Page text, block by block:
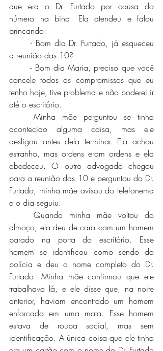
que era o Dr. Furtado por causa do
número na bina. Ela atendeu e falou
brincando:
a reunião das 10?
	- Bom dia Maria, preciso que você
cancele todos os compromissos que eu
tenho hoje, tive problema e não poderei ir
até o escritório.
acontecido alguma coisa, mas ele
desligou antes dela terminar. Ela achou
estranho, mas ordens eram ordens e ela
obedeceu. O outro advogado chegou
para a reunião das 10 e perguntou do Dr.
Furtado, minha mãe avisou do telefonema
e o dia seguiu.
almoço, ela deu de cara com um homem
parado na porta do escritório. Esse
homem se identificou como sendo da
polícia e deu o nome completo do Dr.
Furtado. Minha mãe confirmou que ele
trabalhava lá, e ele disse que, na noite
anterior, haviam encontrado um homem
enforcado em uma mata. Esse homem
estava de roupa social, mas sem
identificação. A única coisa que ele tinha